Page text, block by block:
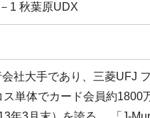
1 秋葉原UDX
社大手であり、三菱UFJ
単体でカード会員約